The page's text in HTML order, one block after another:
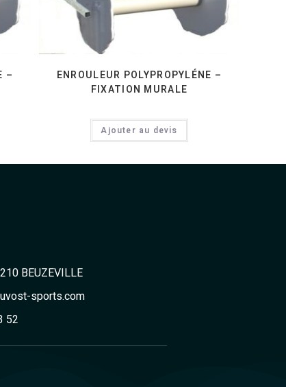
–
ENROULEUR POLYPROPYLÉNE –
FIXATION MURALE
Ajouter au devis
BEUZEVILLE
sports.com
52